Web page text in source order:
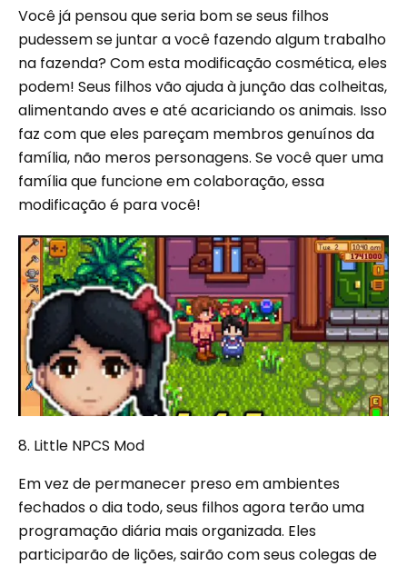
Você já pensou que seria bom se seus filhos
pudessem se juntar a você fazendo algum trabalho
na fazenda? Com esta modificação cosmética, eles
podem! Seus filhos vão ajuda à junção das colheitas,
alimentando aves e até acariciando os animais. Isso
faz com que eles pareçam membros genuínos da
família, não meros personagens. Se você quer uma
família que funcione em colaboração, essa
modificação é para você!
8. Little NPCS Mod
Em vez de permanecer preso em ambientes
fechados o dia todo, seus filhos agora terão uma
programação diária mais organizada. Eles
participarão de lições, sairão com seus colegas de